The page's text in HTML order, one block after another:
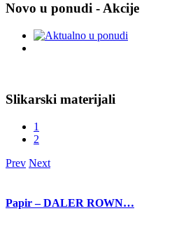
Novo u ponudi - Akcije
Slikarski materijali
1
2
Prev Next
Papir – DALER ROWN…